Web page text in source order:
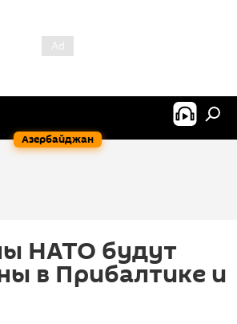
Азербайджан
НАТО будут
в Прибалтике и